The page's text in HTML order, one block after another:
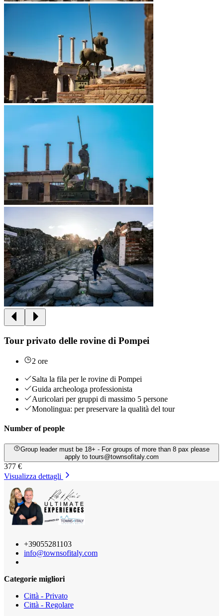
Tour privato delle rovine di Pompei
2 ore
Salta la fila per le rovine di Pompei
Guida archeologa professionista
Auricolari per gruppi di massimo 5 persone
Monolingua: per preservare la qualità del tour
Number of people
Group leader must be 18+ - For groups of more than 8 pax please
apply to tours@townsofitaly.com
377 €
Visualizza dettagli
+39055281103
info@townsofitaly.com
Categorie migliori
Città - Privato
Città - Regolare